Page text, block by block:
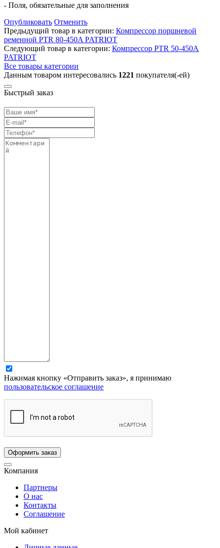
- Поля, обязательные для заполнения
Опубликовать Отменить
Предыдущий товар в категории: Компрессор поршневой
ременной PTR 80-450A PATRIOT
Следующий товар в категории: Компрессор PTR 50-450A
PATRIOT
Все товары категории
Данным товаром интересовались 1221 покупателя(-ей)
Быстрый заказ
Нажимая кнопку «Отправить заказ», я принимаю
пользовательское соглашение
Компания
Партнеры
О нас
Контакты
Соглашение
Мой кабинет